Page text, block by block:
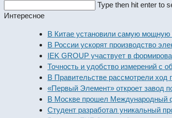
this
Type then hit enter to
Интересное
В Китае установили самую мощную
В России ускорят производство
IEK GROUP участвует в формировании
Точность и удобство измерений с
В Правительстве рассмотрели ход
«Первый Элемент» откроет завод по
В Москве прошел Международный форум
Студент разработал уникальный